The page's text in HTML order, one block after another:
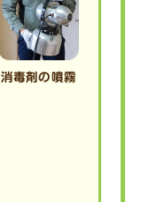
消毒剤の噴霧